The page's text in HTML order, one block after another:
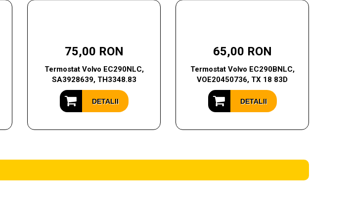
75,00 RON
Termostat Volvo EC290NLC,
SA3928639, TH3348.83
DETALII
65,00 RON
Termostat Volvo EC290BNLC,
VOE20450736, TX 18 83D
DETALII